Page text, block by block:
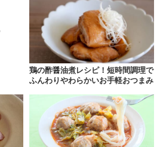
鶏の酢醤油煮レシピ！短時間調理で
ふんわりやわらかいお手軽おつまみ